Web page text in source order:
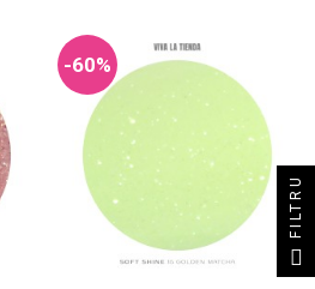
-60%
FILTRU